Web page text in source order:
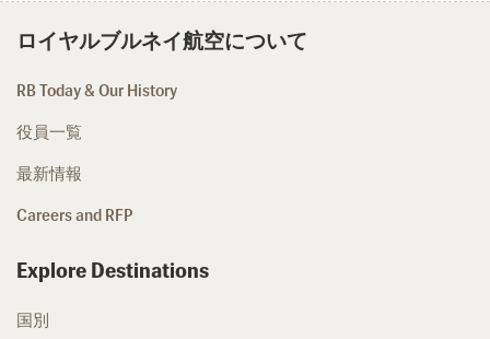
ロイヤルブルネイ航空について
RB Today & Our History
役員一覧
最新情報
Careers and RFP
Explore Destinations
国別